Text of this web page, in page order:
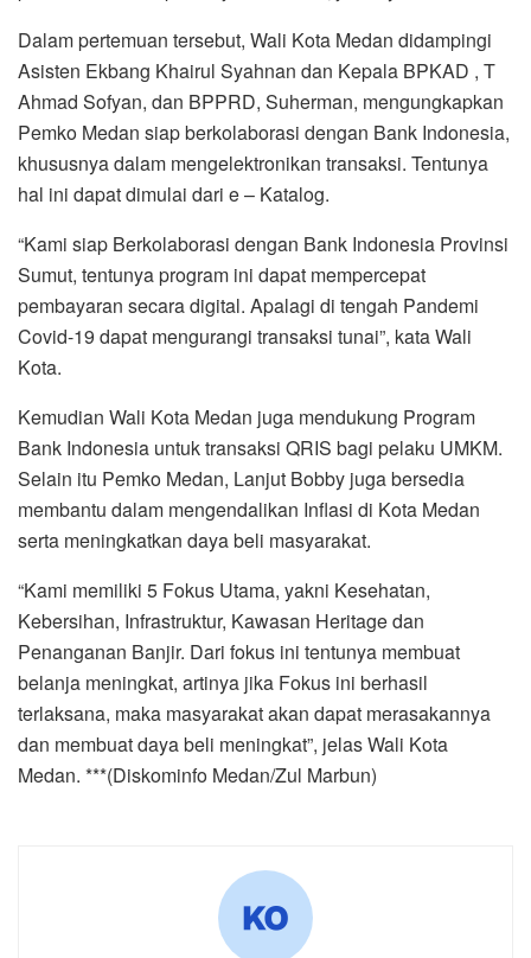
Dalam pertemuan tersebut, Wali Kota Medan didampingi
Asisten Ekbang Khairul Syahnan dan Kepala BPKAD , T
Ahmad Sofyan, dan BPPRD, Suherman, mengungkapkan
Pemko Medan siap berkolaborasi dengan Bank Indonesia,
khususnya dalam mengelektronikan transaksi. Tentunya
hal ini dapat dimulai dari e – Katalog.
“Kami siap Berkolaborasi dengan Bank Indonesia Provinsi
Sumut, tentunya program ini dapat mempercepat
pembayaran secara digital. Apalagi di tengah Pandemi
Covid-19 dapat mengurangi transaksi tunai”, kata Wali
Kota.
Kemudian Wali Kota Medan juga mendukung Program
Bank Indonesia untuk transaksi QRIS bagi pelaku UMKM.
Selain itu Pemko Medan, Lanjut Bobby juga bersedia
membantu dalam mengendalikan Inflasi di Kota Medan
serta meningkatkan daya beli masyarakat.
“Kami memiliki 5 Fokus Utama, yakni Kesehatan,
Kebersihan, Infrastruktur, Kawasan Heritage dan
Penanganan Banjir. Dari fokus ini tentunya membuat
belanja meningkat, artinya jika Fokus ini berhasil
terlaksana, maka masyarakat akan dapat merasakannya
dan membuat daya beli meningkat”, jelas Wali Kota
Medan. ***(Diskominfo Medan/Zul Marbun)